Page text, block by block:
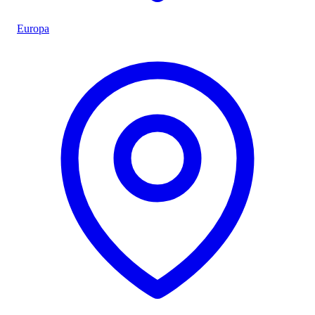
Europa